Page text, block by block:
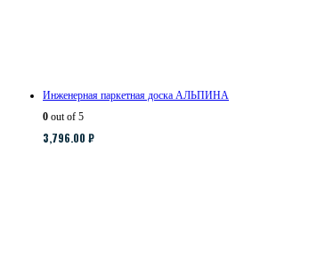
Инженерная паркетная доска АЛЬПИНА
0 out of 5
3,796.00 ₽